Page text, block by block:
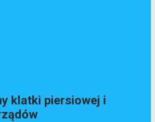
klatki piersiowej i